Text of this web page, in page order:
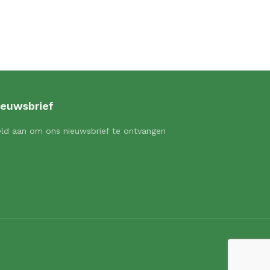
aan om ons nieuwsbrief te ontvangen